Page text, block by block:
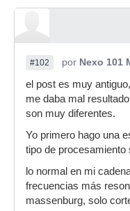
#102 por Nexo 101
el post es muy
me daba mal
son muy diferentes.
Yo primero hago una
tipo de procesamiento
lo normal en mi
frecuencias más
massenburg, solo